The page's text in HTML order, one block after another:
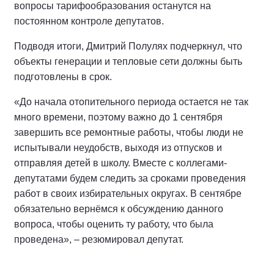
вопросы тарифообразования останутся на
постоянном контроле депутатов.
Подводя итоги, Дмитрий Полулях подчеркнул, что
объекты генерации и тепловые сети должны быть
подготовлены в срок.
«До начала отопительного периода остается не так
много времени, поэтому важно до 1 сентября
завершить все ремонтные работы, чтобы люди не
испытывали неудобств, выходя из отпусков и
отправляя детей в школу. Вместе с коллегами-
депутатами будем следить за сроками проведения
работ в своих избирательных округах. В сентябре
обязательно вернёмся к обсуждению данного
вопроса, чтобы оценить ту работу, что была
проведена», – резюмировал депутат.